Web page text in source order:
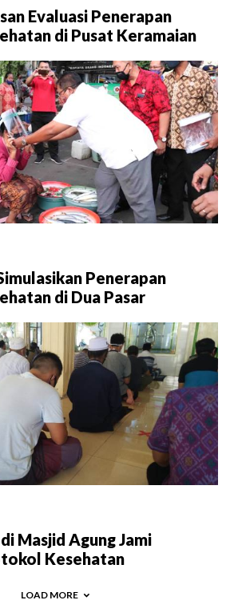
Evaluasi Penerapan
di Pusat Keramaian
Penerapan
di Dua Pasar
Masjid Agung Jami
Kesehatan
LOAD MORE